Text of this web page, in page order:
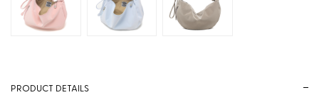
PRODUCT DETAILS